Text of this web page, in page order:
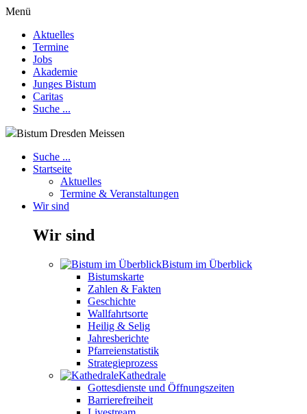
Menü
Aktuelles
Termine
Jobs
Akademie
Junges Bistum
Caritas
Suche ...
Bistum Dresden Meissen
Suche ...
Startseite
Aktuelles
Termine & Veranstaltungen
Wir sind
Wir sind
Bistum im Überblick
Bistumskarte
Zahlen & Fakten
Geschichte
Wallfahrtsorte
Heilig & Selig
Jahresberichte
Pfarreienstatistik
Strategieprozess
Kathedrale
Gottesdienste und Öffnungszeiten
Barrierefreiheit